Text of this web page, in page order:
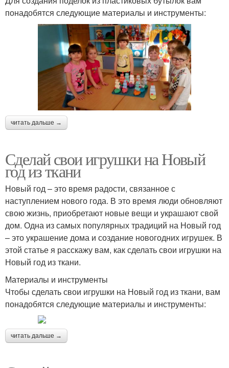
понадобятся следующие материалы и инструменты:
читать дальше →
Сделай свои игрушки на Новый
год из ткани
Новый год – это время радости, связанное с
наступлением нового года. В это время люди обновляют
свою жизнь, приобретают новые вещи и украшают свой
дом. Одна из самых популярных традиций на Новый год
– это украшение дома и создание новогодних игрушек. В
этой статье я расскажу вам, как сделать свои игрушки на
Новый год из ткани.
Материалы и инструменты
Чтобы сделать свои игрушки на Новый год из ткани, вам
понадобятся следующие материалы и инструменты:
читать дальше →